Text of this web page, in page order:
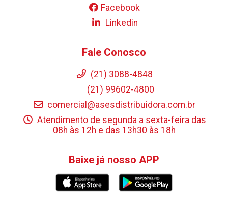
Facebook
Linkedin
Fale Conosco
(21) 3088-4848
(21) 99602-4800
comercial@asesdistribuidora.com.br
Atendimento de segunda a sexta-feira das
08h às 12h e das 13h30 às 18h
Baixe já nosso APP